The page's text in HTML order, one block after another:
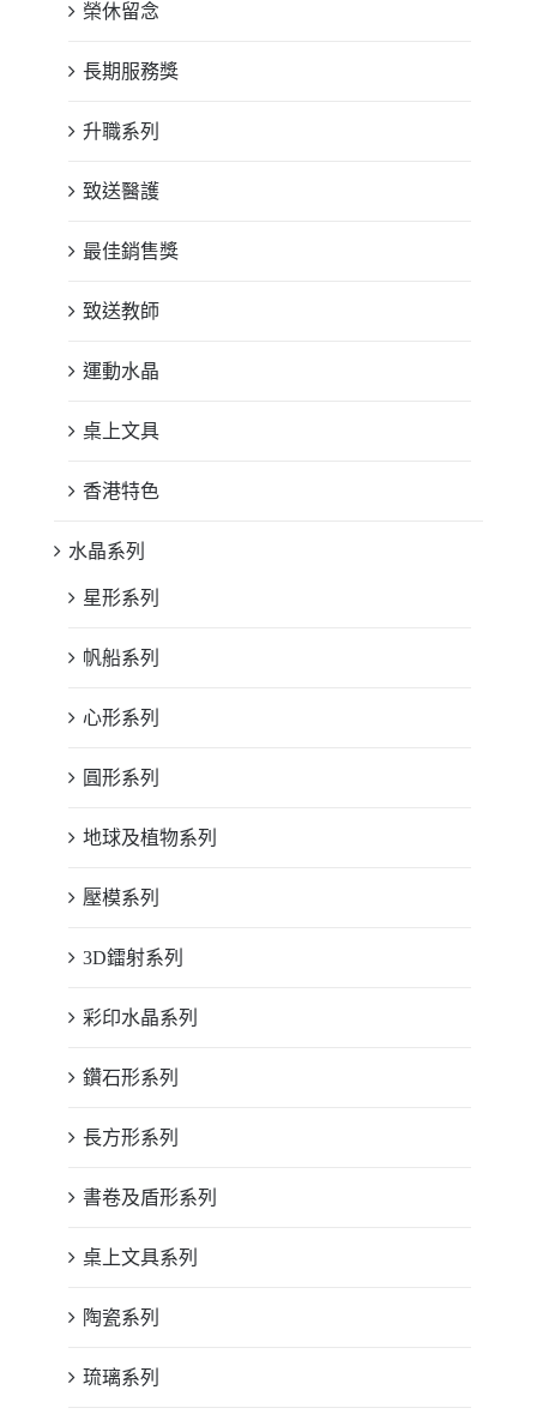
榮休留念
長期服務獎
升職系列
致送醫護
最佳銷售獎
致送教師
運動水晶
桌上文具
香港特色
水晶系列
星形系列
帆船系列
心形系列
圓形系列
地球及植物系列
壓模系列
3D鐳射系列
彩印水晶系列
鑽石形系列
長方形系列
書卷及盾形系列
桌上文具系列
陶瓷系列
琉璃系列